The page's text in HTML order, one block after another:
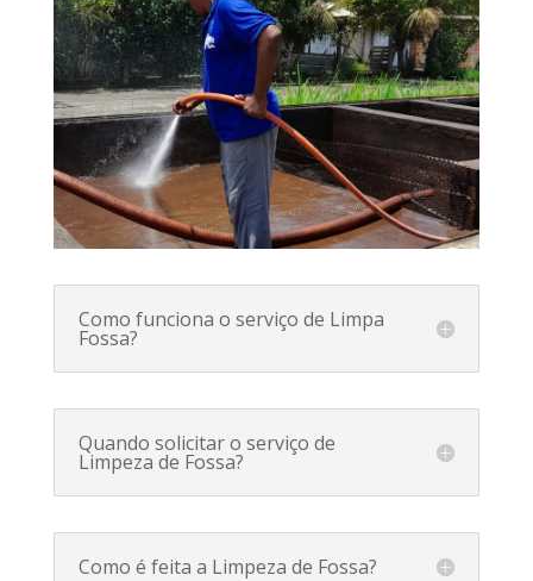
Como funciona o serviço de Limpa
Fossa?
Quando solicitar o serviço de
Limpeza de Fossa?
Como é feita a Limpeza de Fossa?